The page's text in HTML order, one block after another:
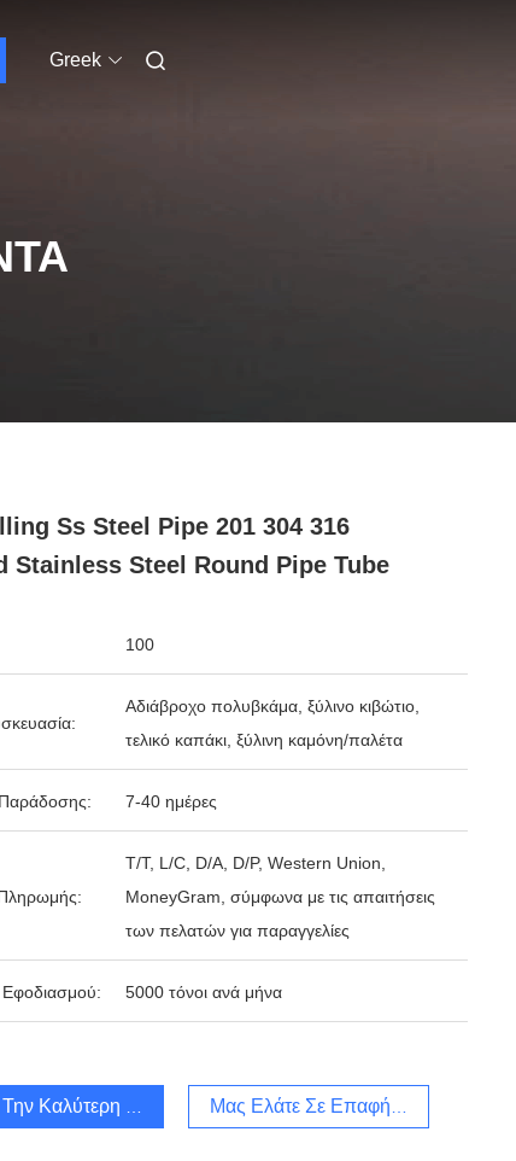
Greek
Ss Steel Pipe 201 304 316
Stainless Steel Round Pipe Tube
100
Αδιάβροχο πολυβκάμα, ξύλινο κιβώτιο,
τελικό καπάκι, ξύλινη καμόνη/παλέτα
7-40 ημέρες
T/T, L/C, D/A, D/P, Western Union,
MoneyGram, σύμφωνα με τις απαιτήσεις
των πελατών για παραγγελίες
Εφοδιασμού: 5000 τόνοι ανά μήνα
Καλύτερη Τιμή Μας Ελάτε Σε Επαφή Με